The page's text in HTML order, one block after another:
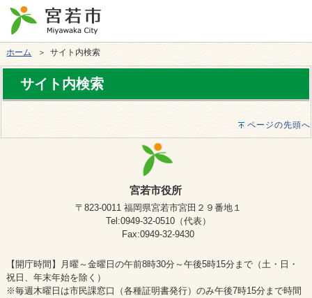
ホーム ＞ サイト内検索
サイト内検索
ページの先頭へ
宮若市役所
〒823-0011 福岡県宮若市宮田２９番地１
Tel:0949-32-0510（代表）
Fax:0949-32-9430
【開庁時間】月曜～金曜日の午前8時30分～午後5時15分まで（土・日・
祝日、年末年始を除く）
※毎週木曜日は市民課窓口（各種証明書発行）のみ午後7時15分まで時間